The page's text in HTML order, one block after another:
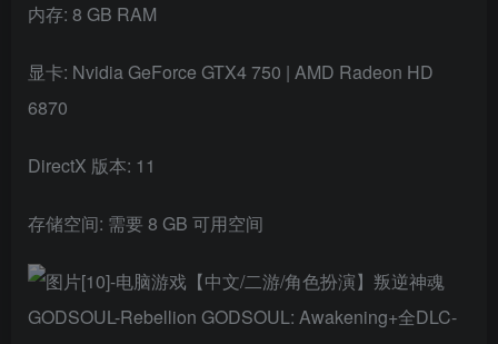
内存: 8 GB RAM
显卡: Nvidia GeForce GTX4 750 | AMD Radeon HD
6870
DirectX 版本: 11
存储空间: 需要 8 GB 可用空间